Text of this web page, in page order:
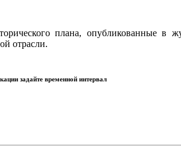
плана, опубликованные
отрасли.
задайте временной интервал